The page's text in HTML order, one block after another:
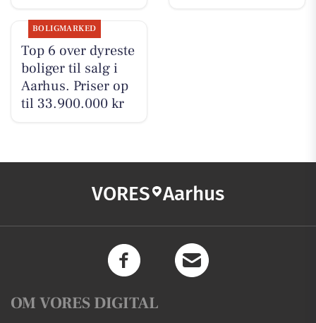
BOLIGMARKED
Top 6 over dyreste
boliger til salg i
Aarhus. Priser op
til 33.900.000 kr
VORES Aarhus
OM VORES DIGITAL